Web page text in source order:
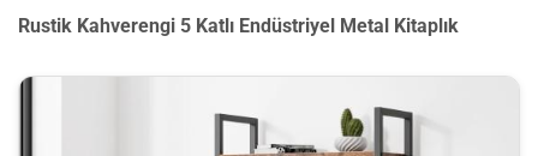
Rustik Kahverengi 5 Katlı Endüstriyel Metal Kitaplık